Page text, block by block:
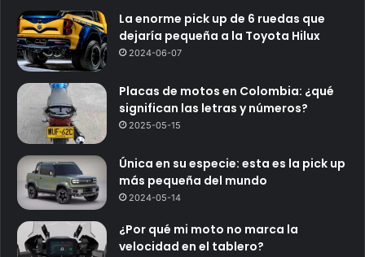
La enorme pick up de 6 ruedas que
dejaría pequeña a la Toyota Hilux
2024-06-07
Placas de motos en Colombia: ¿qué
significan las letras y números?
2025-05-15
Única en su especie: esta es la pick up
más pequeña del mundo
2024-05-14
¿Por qué mi moto no marca la
velocidad en el tablero?